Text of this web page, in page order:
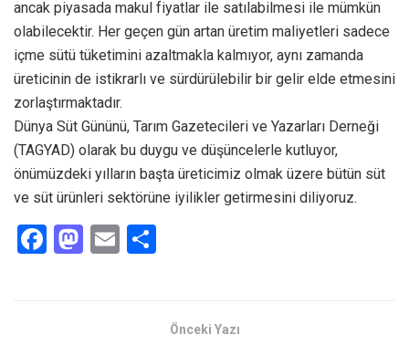
ancak piyasada makul fiyatlar ile satılabilmesi ile mümkün
olabilecektir. Her geçen gün artan üretim maliyetleri sadece
içme sütü tüketimini azaltmakla kalmıyor, aynı zamanda
üreticinin de istikrarlı ve sürdürülebilir bir gelir elde etmesini
zorlaştırmaktadır.
Dünya Süt Gününü, Tarım Gazetecileri ve Yazarları Derneği
(TAGYAD) olarak bu duygu ve düşüncelerle kutluyor,
önümüzdeki yılların başta üreticimiz olmak üzere bütün süt
ve süt ürünleri sektörüne iyilikler getirmesini diliyoruz.
F
M E
Önceki Yazı